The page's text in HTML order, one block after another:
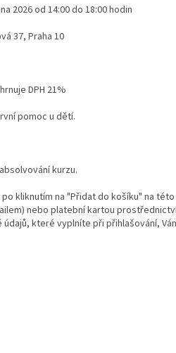
2026 od 14:00 do 18:00 hodin
37, Praha 10
DPH 21%
pomoc u dětí.
kurzu.
kliknutím na "Přidat do košíku" na
nebo platební kartou
údajů, které vyplníte při přihlašování,